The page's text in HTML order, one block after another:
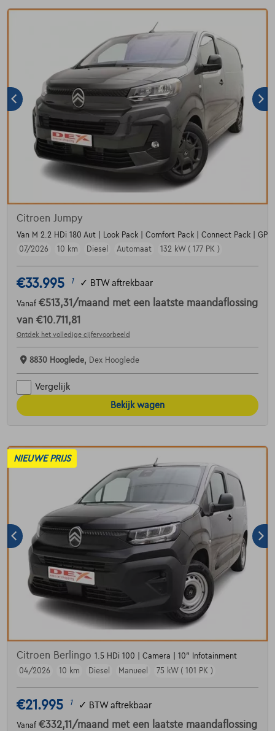
Citroen Jumpy
Van M 2.2 HDi 180 Aut | Look Pack | Comfort Pack | Connect Pack | GPS
07/2026
10 km Diesel Automaat 132 kW ( 177 PK )
€33.995 1 ✓ BTW aftrekbaar
Vanaf €513,31 /maand met een laatste maandaflossing
van €10.711,81
Ontdek het volledige cijfervoorbeeld
8830 Hooglede, Dex Hooglede
Vergelijk
Bekijk wagen
NIEUWE PRIJS
Citroen Berlingo 1.5 HDi 100 | Camera | 10" Infotainment
04/2026
10 km Diesel Manueel 75 kW ( 101 PK )
€21.995 1 ✓ BTW aftrekbaar
Vanaf €332,11 /maand met een laatste maandaflossing